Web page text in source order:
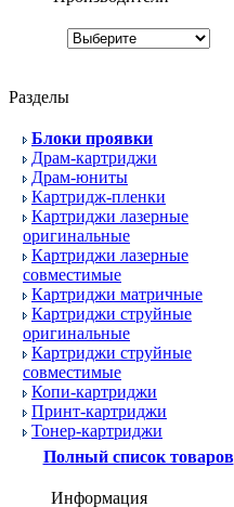
Разделы
Блоки проявки
Драм-картриджи
Драм-юниты
Картридж-пленки
Картриджи лазерные
оригинальные
Картриджи лазерные
совместимые
Картриджи матричные
Картриджи струйные
оригинальные
Картриджи струйные
совместимые
Копи-картриджи
Принт-картриджи
Тонер-картриджи
Полный список товаров
Информация